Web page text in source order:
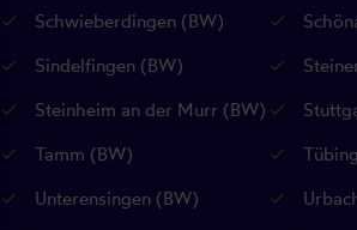
Schwieberdingen (BW)
Sindelfingen (BW)
Steinheim an der Murr (BW)
Tamm (BW)
Unterensingen (BW)